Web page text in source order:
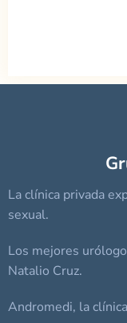
La clínica privada
sexual.
Los mejores
Natalio Cruz.
Andromedi, la